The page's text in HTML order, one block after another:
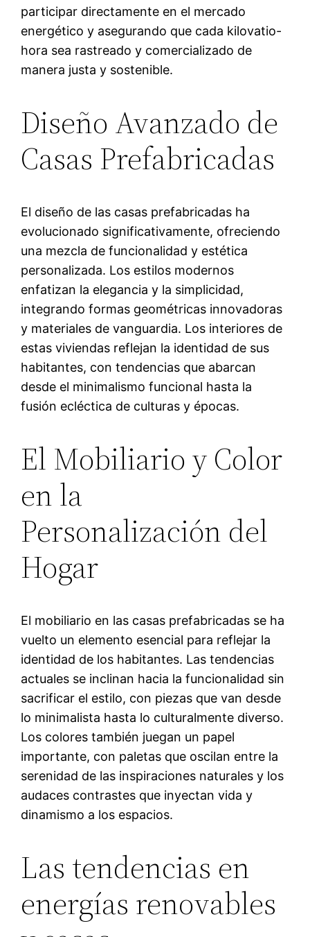
participar directamente en el mercado
energético y asegurando que cada kilovatio-
hora sea rastreado y comercializado de
manera justa y sostenible.
Diseño Avanzado de
Casas Prefabricadas
El diseño de las casas prefabricadas ha
evolucionado significativamente, ofreciendo
una mezcla de funcionalidad y estética
personalizada. Los estilos modernos
enfatizan la elegancia y la simplicidad,
integrando formas geométricas innovadoras
y materiales de vanguardia. Los interiores de
estas viviendas reflejan la identidad de sus
habitantes, con tendencias que abarcan
desde el minimalismo funcional hasta la
fusión ecléctica de culturas y épocas.
El Mobiliario y Color
en la
Personalización del
Hogar
El mobiliario en las casas prefabricadas se ha
vuelto un elemento esencial para reflejar la
identidad de los habitantes. Las tendencias
actuales se inclinan hacia la funcionalidad sin
sacrificar el estilo, con piezas que van desde
lo minimalista hasta lo culturalmente diverso.
Los colores también juegan un papel
importante, con paletas que oscilan entre la
serenidad de las inspiraciones naturales y los
audaces contrastes que inyectan vida y
dinamismo a los espacios.
Las tendencias en
energías renovables